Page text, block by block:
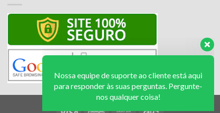
Jailson
Olá! Em que posso ajudar?
Available
Olá! Em que posso ajudar?
Available